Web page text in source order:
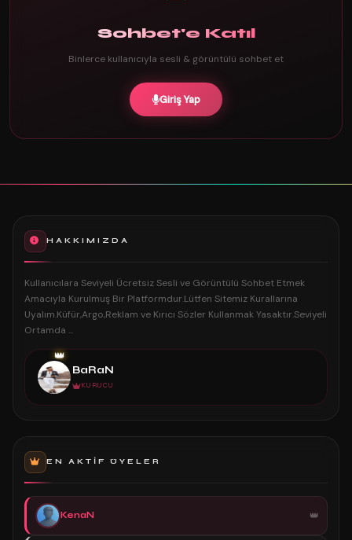
Sohbet'e Katıl
Binlerce kullanıcıyla sesli & görüntülü sohbet et
Giriş Yap
HAKKIMIZDA
Kullanıcılara Seviyeli Ücretsiz Sesli ve Görüntülü Sohbet Etmek
Amacıyla Kurulmuş Bir Platformdur.Lütfen Sitemiz Kurallarına
Uyalım.Küfür,Argo,Reklam ve Kırıcı Sözler Kullanmak Yasaktır.Seviyeli
Ortamda ...
👑
BaRaN
KURUCU
EN AKTIF ÜYELER
KenaN